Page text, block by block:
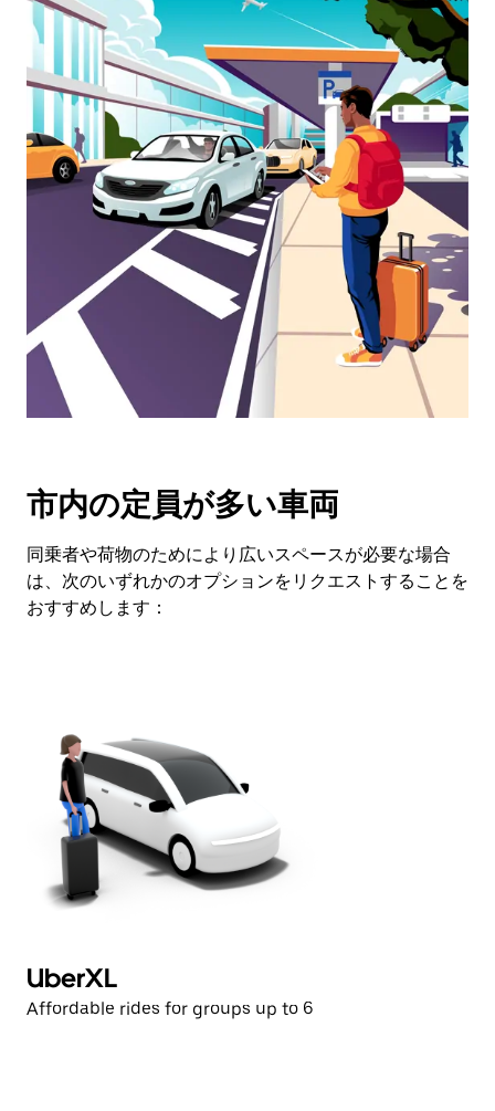
で
レ
ン
ダ
ー
を
操
選
択
タ
ン
で
カ
レ
ン
す。
市内の定員が多い車両
同乗者や荷物のためにより広いスペースが必要な場合
は、次のいずれかのオプションをリクエストすることを
おすすめします：
UberXL
Affordable rides for groups up to 6